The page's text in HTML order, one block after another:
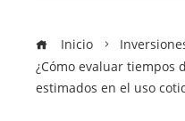
Inicio
¿Cómo evaluar tiempos
estimados en el uso